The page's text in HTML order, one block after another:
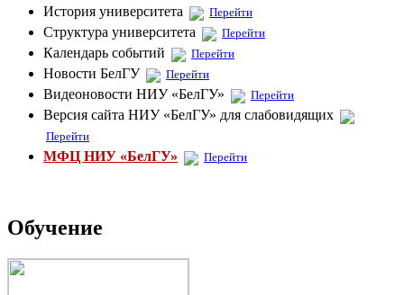
История университета Перейти
Структура университета Перейти
Календарь событий Перейти
Новости БелГУ Перейти
Видеоновости НИУ «БелГУ» Перейти
Версия сайта НИУ «БелГУ» для слабовидящих
Перейти
МФЦ НИУ «БелГУ» Перейти
Обучение